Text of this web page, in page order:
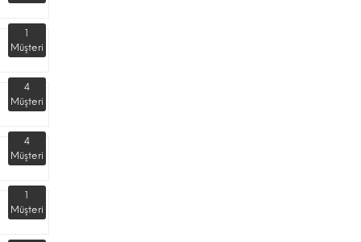
1
Müşteri
4
Müşteri
4
Müşteri
1
Müşteri